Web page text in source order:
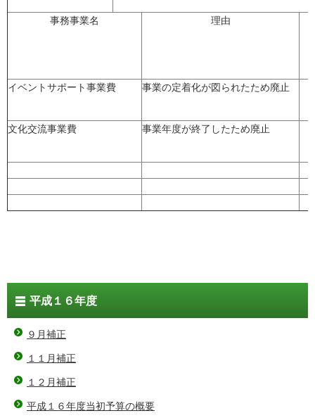
事務事業名 理由
イベントサポート事業費 事業の定着化が図られたため廃止
文化交流事業費 事業年度が終了したため廃止
平成１６年度
９月補正
１１月補正
１２月補正
平成１６年度当初予算の概要